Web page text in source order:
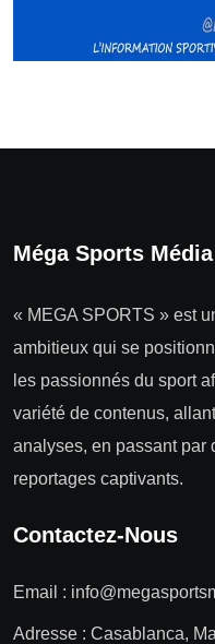
Méga Sports Média
« MEGA SPORTS » est
ambitieux qui se
les passionnés du sport
variété de contenus,
analyses, en passant par
reportages captivants.
Contactez-Nous
Email :
Adresse : Casablanca,